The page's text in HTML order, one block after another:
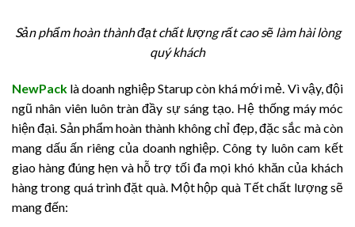
Sản phẩm hoàn thành đạt chất lượng rất cao sẽ làm hài lòng
quý khách
NewPack là doanh nghiệp Starup còn khá mới mẻ. Vì vậy, đội
ngũ nhân viên luôn tràn đầy sự sáng tạo. Hệ thống máy móc
hiện đại. Sản phẩm hoàn thành không chỉ đẹp, đặc sắc mà còn
mang dấu ấn riêng của doanh nghiệp. Công ty luôn cam kết
giao hàng đúng hẹn và hỗ trợ tối đa mọi khó khăn của khách
hàng trong quá trình đặt quà. Một hộp quà Tết chất lượng sẽ
mang đến: